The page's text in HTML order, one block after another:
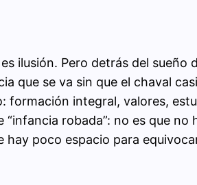
ilusión. Pero detrás del sueño
que se va sin que el chaval
formación integral, valores,
robada”: no es que no
poco espacio para